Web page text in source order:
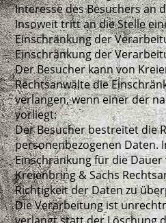
Interesse des Besuchers an
Insoweit tritt an die Stelle
Einschränkung der
Einschränkung der
Der Besucher kann von
Rechtsanwälte die
verlangen, wenn einer der
vorliegt:
Der Besucher bestreitet die
personenbezogenen Daten.
Einschränkung für die
Kreienbring & Sachs
Richtigkeit der Daten zu
Die Verarbeitung ist